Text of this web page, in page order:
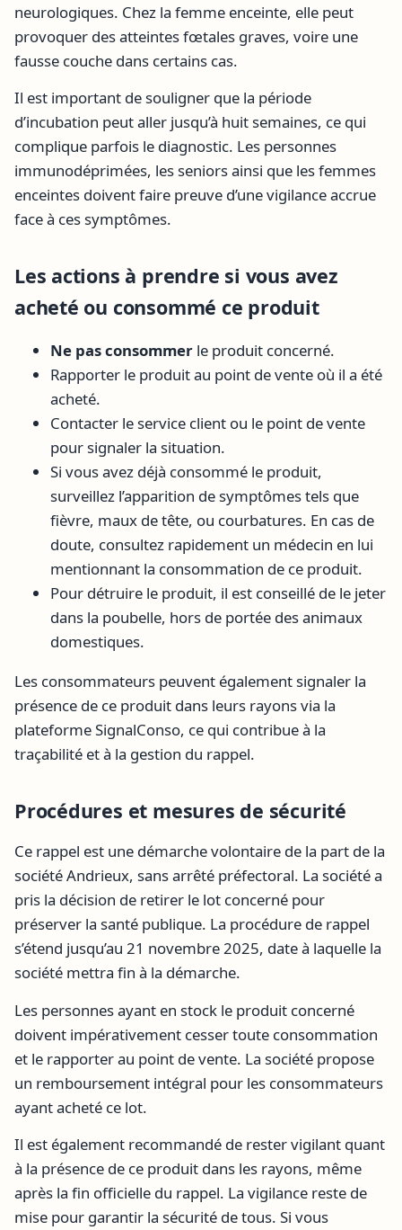
neurologiques. Chez la femme enceinte, elle peut
provoquer des atteintes fœtales graves, voire une
fausse couche dans certains cas.
Il est important de souligner que la période
d’incubation peut aller jusqu’à huit semaines, ce qui
complique parfois le diagnostic. Les personnes
immunodéprimées, les seniors ainsi que les femmes
enceintes doivent faire preuve d’une vigilance accrue
face à ces symptômes.
Les actions à prendre si vous avez
acheté ou consommé ce produit
Ne pas consommer le produit concerné.
Rapporter le produit au point de vente où il a été
acheté.
Contacter le service client ou le point de vente
pour signaler la situation.
Si vous avez déjà consommé le produit,
surveillez l’apparition de symptômes tels que
fièvre, maux de tête, ou courbatures. En cas de
doute, consultez rapidement un médecin en lui
mentionnant la consommation de ce produit.
Pour détruire le produit, il est conseillé de le jeter
dans la poubelle, hors de portée des animaux
domestiques.
Les consommateurs peuvent également signaler la
présence de ce produit dans leurs rayons via la
plateforme SignalConso, ce qui contribue à la
traçabilité et à la gestion du rappel.
Procédures et mesures de sécurité
Ce rappel est une démarche volontaire de la part de la
société Andrieux, sans arrêté préfectoral. La société a
pris la décision de retirer le lot concerné pour
préserver la santé publique. La procédure de rappel
s’étend jusqu’au 21 novembre 2025, date à laquelle la
société mettra fin à la démarche.
Les personnes ayant en stock le produit concerné
doivent impérativement cesser toute consommation
et le rapporter au point de vente. La société propose
un remboursement intégral pour les consommateurs
ayant acheté ce lot.
Il est également recommandé de rester vigilant quant
à la présence de ce produit dans les rayons, même
après la fin officielle du rappel. La vigilance reste de
mise pour garantir la sécurité de tous. Si vous